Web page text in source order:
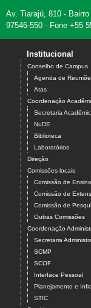
Av. Tiarajú, 810 -
97546-550 - Fone +55
Institucional
Conselho de Campus
Agenda de
Atas
Coordenação
Secretaria
NuDE
Biblioteca
Laboratórios
Direção
Comissões locais
Comissão de Ensino
Comissão de
Comissão de
Outras Comissões
Coordenação
Secretaria
SCMP
SCOF
Interface Pessoal
Planejamento e
STIC